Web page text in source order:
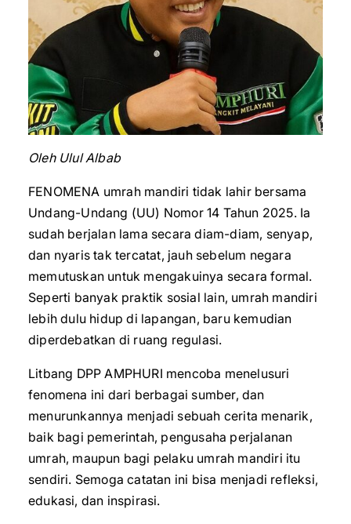
Oleh Ulul Albab
FENOMENA umrah mandiri tidak lahir bersama
Undang-Undang (UU) Nomor 14 Tahun 2025. Ia
sudah berjalan lama secara diam-diam, senyap,
dan nyaris tak tercatat, jauh sebelum negara
memutuskan untuk mengakuinya secara formal.
Seperti banyak praktik sosial lain, umrah mandiri
lebih dulu hidup di lapangan, baru kemudian
diperdebatkan di ruang regulasi.
Litbang DPP AMPHURI mencoba menelusuri
fenomena ini dari berbagai sumber, dan
menurunkannya menjadi sebuah cerita menarik,
baik bagi pemerintah, pengusaha perjalanan
umrah, maupun bagi pelaku umrah mandiri itu
sendiri. Semoga catatan ini bisa menjadi refleksi,
edukasi, dan inspirasi.